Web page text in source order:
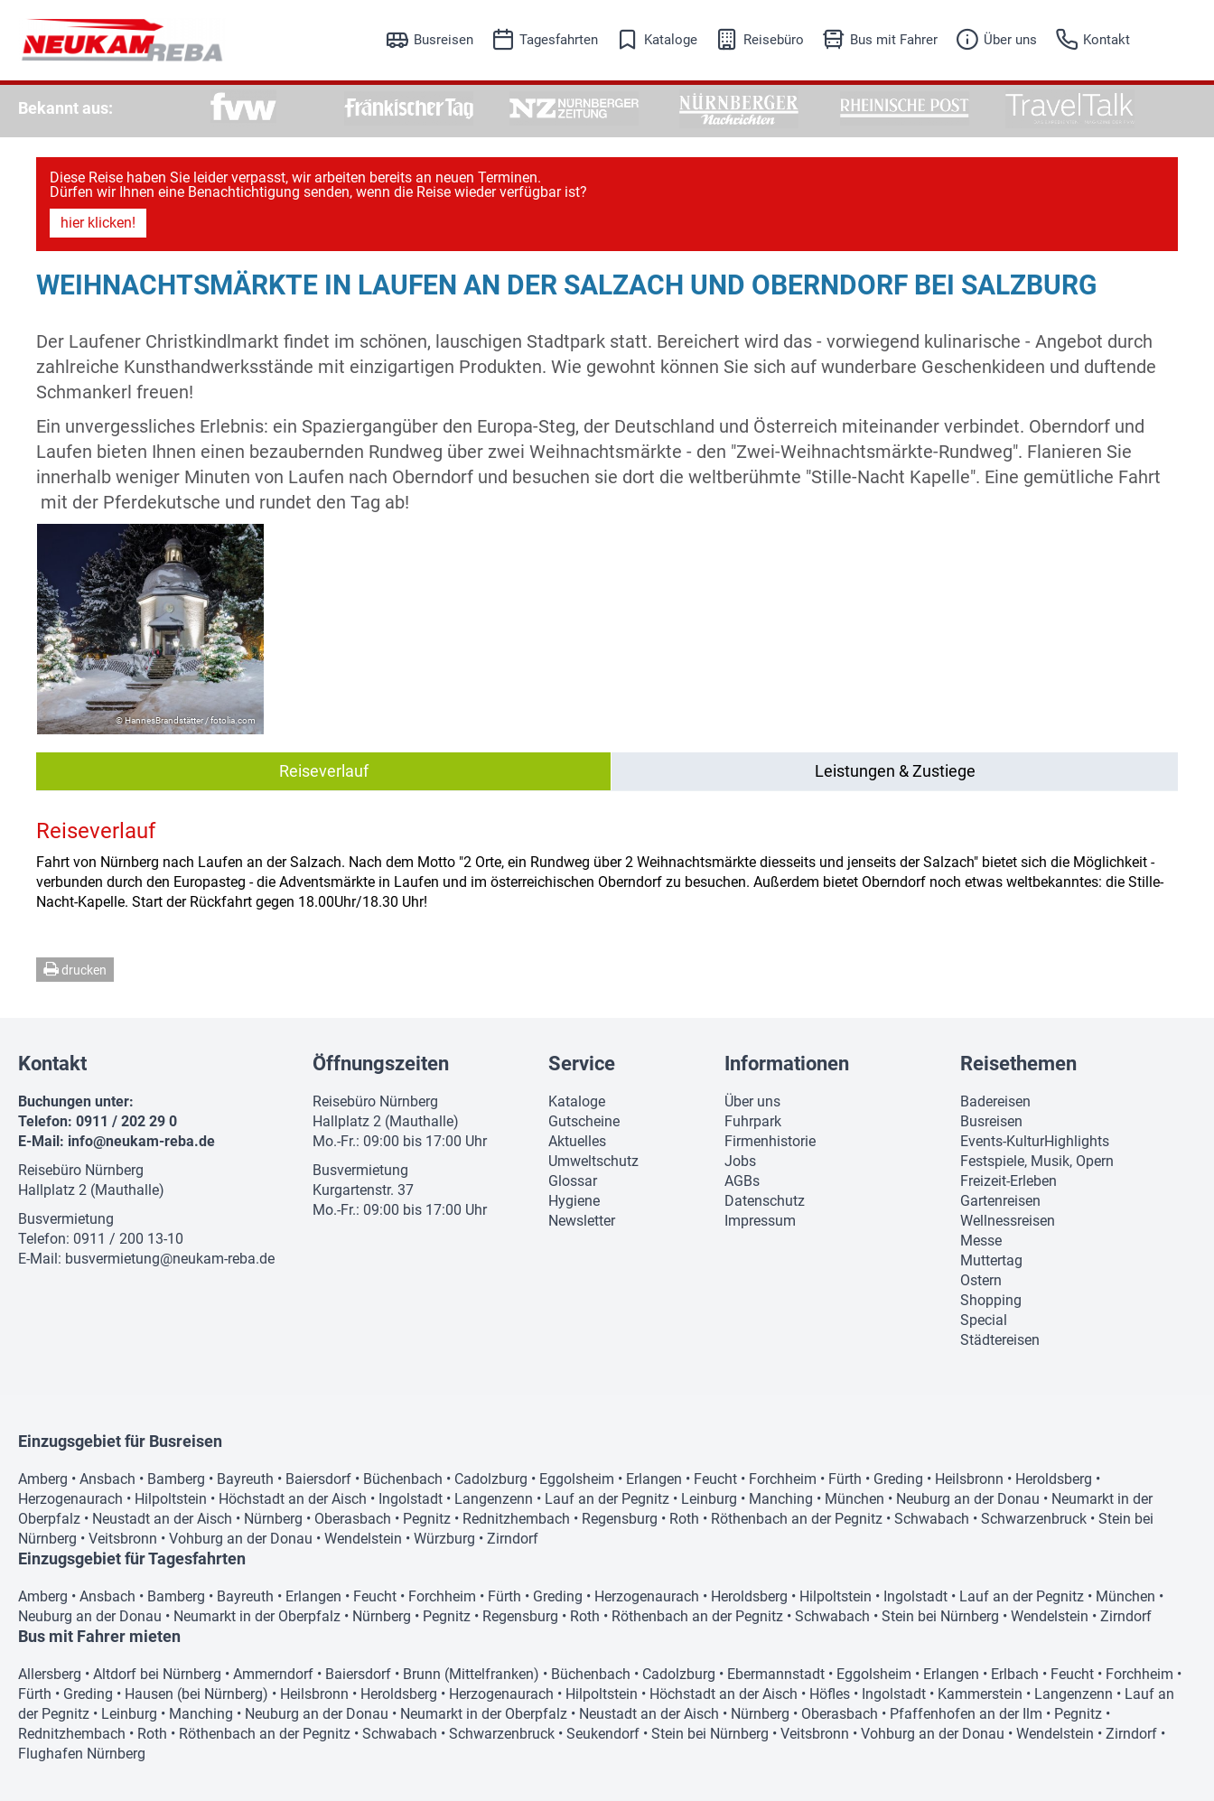
Busreisen
Reisekalender
Tagesfahrten
Reisekalender
Ausflugsfahrten
Events-Kultur
Musicalreisen
Schifffahrt
Kataloge Reisebüro Bus mit Fahrer
Fuhrpark
Über uns
Firmenhistorie
Kontakt
Bekannt aus:
Diese Reise haben Sie leider verpasst, wir arbeiten bereits an neuen Terminen.
Dürfen wir Ihnen eine Benachtichtigung senden, wenn die Reise wieder verfügbar ist?
hier klicken!
WEIHNACHTSMÄRKTE IN LAUFEN AN DER SALZACH UND OBERNDORF BEI SALZBURG
Der Laufener Christkindlmarkt findet im schönen, lauschigen Stadtpark statt. Bereichert wird das - vorwiegend kulinarische - Angebot durch
zahlreiche Kunsthandwerksstände mit einzigartigen Produkten. Wie gewohnt können Sie sich auf wunderbare Geschenkideen und duftende
Schmankerl freuen!
Ein unvergessliches Erlebnis: ein Spaziergangüber den Europa-Steg, der Deutschland und Österreich miteinander verbindet. Oberndorf und
Laufen bieten Ihnen einen bezaubernden Rundweg über zwei Weihnachtsmärkte - den "Zwei-Weihnachtsmärkte-Rundweg". Flanieren Sie
innerhalb weniger Minuten von Laufen nach Oberndorf und besuchen sie dort die weltberühmte "Stille-Nacht Kapelle". Eine gemütliche Fahrt
mit der Pferdekutsche und rundet den Tag ab!
© HannesBrandstätter / fotolia.com
Reiseverlauf Leistungen & Zustiege
Reiseverlauf
Fahrt von Nürnberg nach Laufen an der Salzach. Nach dem Motto "2 Orte, ein Rundweg über 2 Weihnachtsmärkte diesseits und jenseits der Salzach" bietet sich die Möglichkeit -
verbunden durch den Europasteg - die Adventsmärkte in Laufen und im österreichischen Oberndorf zu besuchen. Außerdem bietet Oberndorf noch etwas weltbekanntes: die Stille-
Nacht-Kapelle. Start der Rückfahrt gegen 18.00Uhr/18.30 Uhr!
drucken
Kontakt
Buchungen unter:
Telefon: 0911 / 202 29 0
E-Mail: info@neukam-reba.de
Reisebüro Nürnberg
Hallplatz 2 (Mauthalle)
Busvermietung
Telefon: 0911 / 200 13-10
E-Mail: busvermietung@neukam-reba.de
Öffnungszeiten
Reisebüro Nürnberg
Hallplatz 2 (Mauthalle)
Mo.-Fr.: 09:00 bis 17:00 Uhr
Busvermietung
Kurgartenstr. 37
Mo.-Fr.: 09:00 bis 17:00 Uhr
Service
Kataloge
Gutscheine
Aktuelles
Umweltschutz
Glossar
Hygiene
Newsletter
Informationen
Über uns
Fuhrpark
Firmenhistorie
Jobs
AGBs
Datenschutz
Impressum
Reisethemen
Badereisen
Busreisen
Events-KulturHighlights
Festspiele, Musik, Opern
Freizeit-Erleben
Gartenreisen
Wellnessreisen
Messe
Muttertag
Ostern
Shopping
Special
Städtereisen
Einzugsgebiet für Busreisen
Amberg • Ansbach • Bamberg • Bayreuth • Baiersdorf • Büchenbach • Cadolzburg • Eggolsheim • Erlangen • Feucht • Forchheim • Fürth • Greding • Heilsbronn • Heroldsberg •
Herzogenaurach • Hilpoltstein • Höchstadt an der Aisch • Ingolstadt • Langenzenn • Lauf an der Pegnitz • Leinburg • Manching • München • Neuburg an der Donau • Neumarkt in der
Oberpfalz • Neustadt an der Aisch • Nürnberg • Oberasbach • Pegnitz • Rednitzhembach • Regensburg • Roth • Röthenbach an der Pegnitz • Schwabach • Schwarzenbruck • Stein bei
Nürnberg • Veitsbronn • Vohburg an der Donau • Wendelstein • Würzburg • Zirndorf
Einzugsgebiet für Tagesfahrten
Amberg • Ansbach • Bamberg • Bayreuth • Erlangen • Feucht • Forchheim • Fürth • Greding • Herzogenaurach • Heroldsberg • Hilpoltstein • Ingolstadt • Lauf an der Pegnitz • München •
Neuburg an der Donau • Neumarkt in der Oberpfalz • Nürnberg • Pegnitz • Regensburg • Roth • Röthenbach an der Pegnitz • Schwabach • Stein bei Nürnberg • Wendelstein • Zirndorf
Bus mit Fahrer mieten
Allersberg • Altdorf bei Nürnberg • Ammerndorf • Baiersdorf • Brunn (Mittelfranken) • Büchenbach • Cadolzburg • Ebermannstadt • Eggolsheim • Erlangen • Erlbach • Feucht • Forchheim •
Fürth • Greding • Hausen (bei Nürnberg) • Heilsbronn • Heroldsberg • Herzogenaurach • Hilpoltstein • Höchstadt an der Aisch • Höfles • Ingolstadt • Kammerstein • Langenzenn • Lauf an
der Pegnitz • Leinburg • Manching • Neuburg an der Donau • Neumarkt in der Oberpfalz • Neustadt an der Aisch • Nürnberg • Oberasbach • Pfaffenhofen an der Ilm • Pegnitz •
Rednitzhembach • Roth • Röthenbach an der Pegnitz • Schwabach • Schwarzenbruck • Seukendorf • Stein bei Nürnberg • Veitsbronn • Vohburg an der Donau • Wendelstein • Zirndorf •
Flughafen Nürnberg